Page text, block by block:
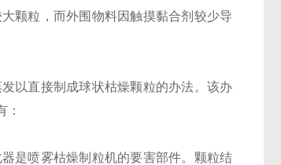
颗粒，而外围物料因触摸黏合剂较少导
以直接制成球状枯燥颗粒的办法。该办
：
是喷雾枯燥制粒机的要害部件。颗粒结